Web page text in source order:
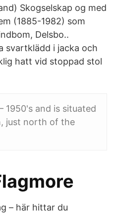
Skogselskap og med
(1885-1982) som
Delsbo..
svartklädd i jacka och
hatt vid stoppad stol
1950's and is situated
just north of the
– här hittar du